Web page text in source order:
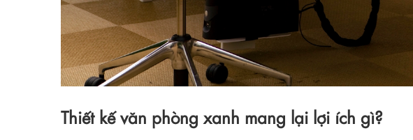
Thiết kế văn phòng xanh mang lại lợi ích gì?